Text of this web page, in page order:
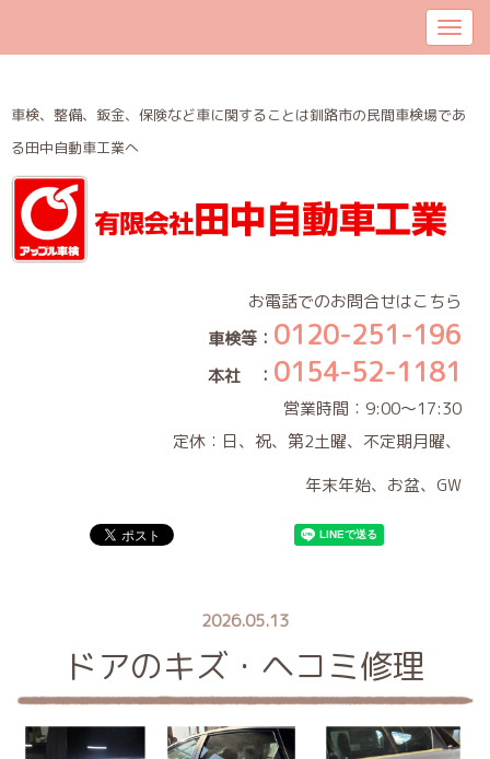
車検、整備、鈑金、保険など車に関することは釧路市の民間車検場であ
る田中自動車工業へ
お電話でのお問合せはこちら
車検等： 0120-251-196
本社 ： 0154-52-1181
営業時間：9:00～17:30
定休：日、祝、第2土曜、不定期月曜、
年末年始、お盆、GW
2026.05.13
ドアのキズ・ヘコミ修理